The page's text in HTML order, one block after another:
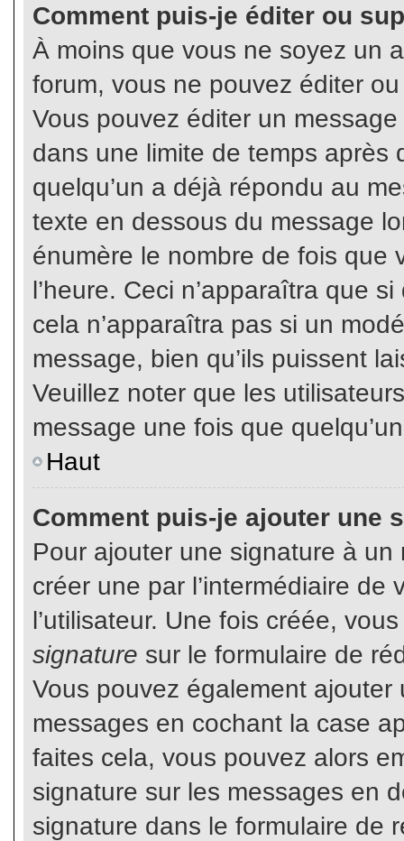
Comment puis-je éditer ou
À moins que vous ne soyez un
forum, vous ne pouvez éditer
Vous pouvez éditer un
dans une limite de temps après
quelqu’un a déjà répondu au
texte en dessous du message
énumère le nombre de fois que
l’heure. Ceci n’apparaîtra que
cela n’apparaîtra pas si un
message, bien qu’ils puissent
Veuillez noter que les
message une fois que
Haut
Comment puis-je ajouter une
Pour ajouter une signature à un
créer une par l’intermédiaire
l’utilisateur. Une fois créée,
signature sur le formulaire de
Vous pouvez également
messages en cochant la case
faites cela, vous pouvez alors
signature sur les messages en
signature dans le formulaire de